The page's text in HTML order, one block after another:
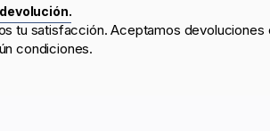
tu satisfacción. Aceptamos devoluciones
condiciones.